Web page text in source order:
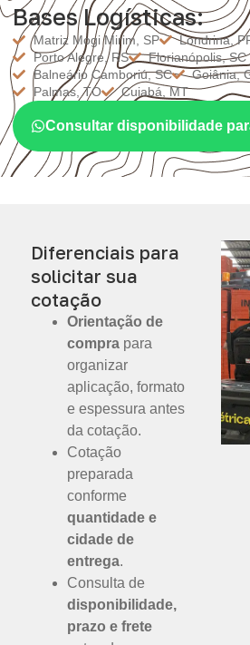
Bases Logísticas:
Matriz Mogi Mirim, SP Londrina,
Porto Alegre, RS
Florianópolis, SC
Balneário Camboriú, SC
Goiânia,
Palmas, TO
Cuiabá, MT
Consultar disponibilidade
Diferenciais para
solicitar sua
cotação
Orientação de
compra para
organizar
aplicação, formato
e espessura antes
da cotação.
Cotação
preparada
conforme
quantidade e
cidade de
entrega.
Consulta de
disponibilidade,
prazo e frete